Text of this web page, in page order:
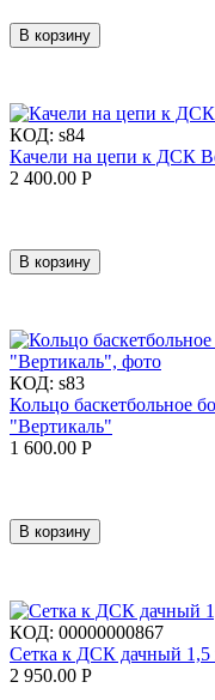
В корзину
КОД: s84
Качели на цепи к ДСК
2 400.00 Р
В корзину
КОД: s83
Кольцо баскетбольное
"Вертикаль"
1 600.00 Р
В корзину
КОД: 00000000867
Сетка к ДСК дачный
2 950.00 Р